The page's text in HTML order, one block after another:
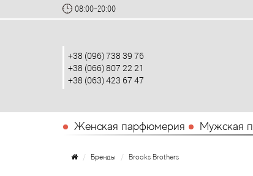
08:00-20:00
+38 (096) 738 39 76
+38 (066) 807 22 21
+38 (063) 423 67 47
Женская парфюмерия Мужская
Бренды Brooks Brothers